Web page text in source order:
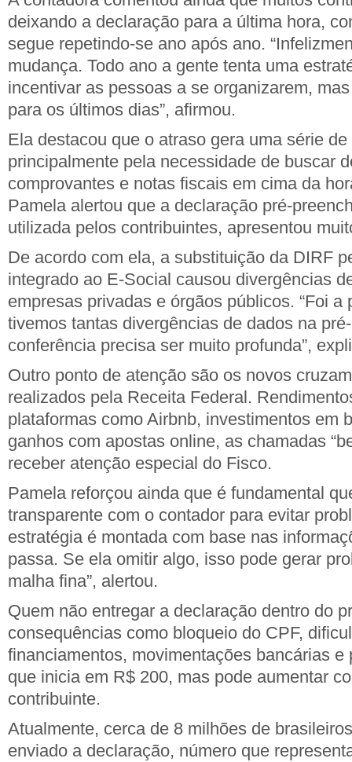
deixando a declaração para a última hora,
segue repetindo-se ano após ano.
mudança. Todo ano a gente tenta uma
incentivar as pessoas a se organizarem,
para os últimos dias”, afirmou.
Ela destacou que o atraso gera uma série
principalmente pela necessidade de buscar
comprovantes e notas fiscais em cima da
Pamela alertou que a declaração pré-
utilizada pelos contribuintes, apresentou
De acordo com ela, a substituição da DIRF
integrado ao E-Social causou divergências
empresas privadas e órgãos públicos. “Foi a
tivemos tantas divergências de dados na
conferência precisa ser muito profunda”,
Outro ponto de atenção são os novos
realizados pela Receita Federal.
plataformas como Airbnb, investimentos em
ganhos com apostas online, as chamadas
receber atenção especial do Fisco.
Pamela reforçou ainda que é fundamental
transparente com o contador para evitar
estratégia é montada com base nas
passa. Se ela omitir algo, isso pode gerar
malha fina”, alertou.
Quem não entregar a declaração dentro do
consequências como bloqueio do CPF,
financiamentos, movimentações bancárias e
que inicia em R$ 200, mas pode aumentar
contribuinte.
Atualmente, cerca de 8 milhões de
enviado a declaração, número que